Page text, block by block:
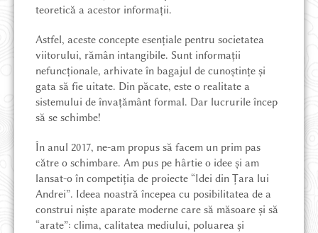
teoretică a acestor informații.
Astfel, aceste concepte esențiale pentru societatea
viitorului, rămân intangibile. Sunt informații
nefuncționale, arhivate în bagajul de cunoștințe și
gata să fie uitate. Din păcate, este o realitate a
sistemului de învațământ formal. Dar lucrurile încep
să se schimbe!
În anul 2017, ne-am propus să facem un prim pas
către o schimbare. Am pus pe hârtie o idee și am
lansat-o în competiția de proiecte “Idei din Țara lui
Andrei”. Ideea noastră începea cu posibilitatea de a
construi niște aparate moderne care să măsoare și să
“arate”: clima, calitatea mediului, poluarea și